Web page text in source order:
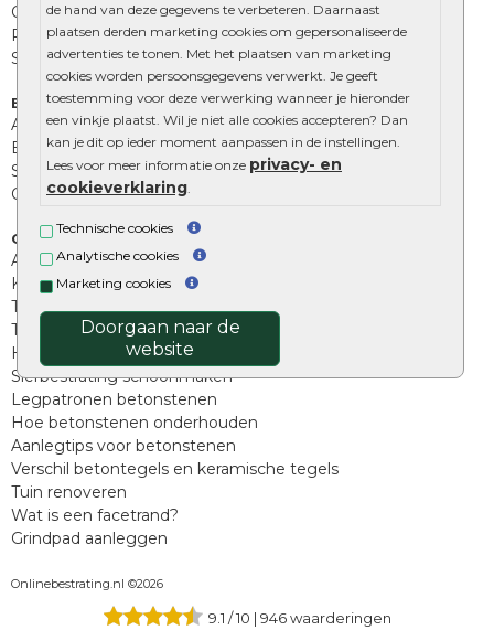
de hand van deze gegevens te verbeteren. Daarnaast
plaatsen derden marketing cookies om gepersonaliseerde
advertenties te tonen. Met het plaatsen van marketing
cookies worden persoonsgegevens verwerkt. Je geeft
toestemming voor deze verwerking wanneer je hieronder
een vinkje plaatst. Wil je niet alle cookies accepteren? Dan
kan je dit op ieder moment aanpassen in de instellingen.
Lees voor meer informatie onze privacy- en
cookieverklaring.
Technische cookies
Analytische cookies
Marketing cookies
Doorgaan naar de
website
Opsluitbanden
Palissades
Stapelblokken
Extra benodigdheden
Afwatering en diversen
Beplantings en betonelementen
Split, grind en zand
Oprit tegels
Overig
Aanbiedingen
Kunstgras
Tuintegels outlet
Terrastegels leggen
Hoe richt ik een landelijke tuin in?
Sierbestrating schoonmaken
Legpatronen betonstenen
Hoe betonstenen onderhouden
Aanlegtips voor betonstenen
Verschil betontegels en keramische tegels
Tuin renoveren
Wat is een facetrand?
Grindpad aanleggen
Onlinebestrating.nl ©2026
9.1 / 10 | 946 waarderingen